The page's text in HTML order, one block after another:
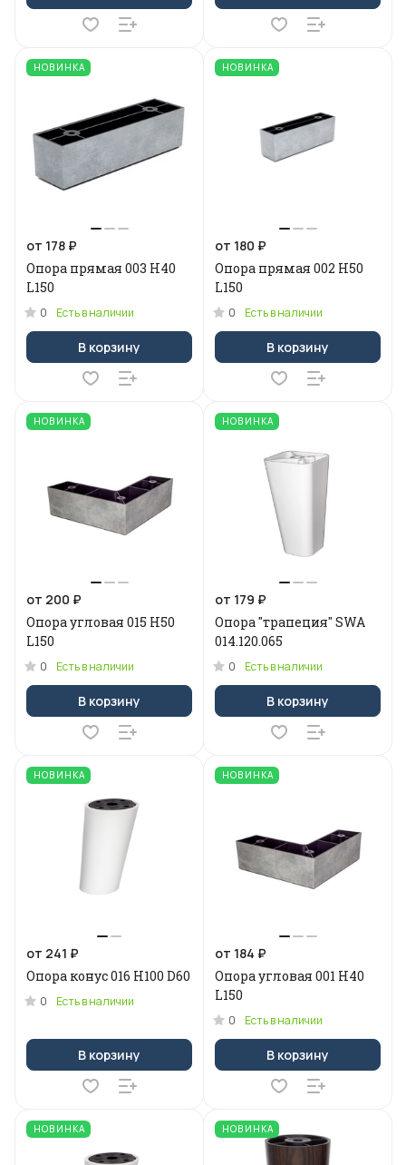
НОВИНКА
от 178 ₽
Опора прямая 003 H40
L150
0 Есть в наличии
В корзину
НОВИНКА
от 180 ₽
Опора прямая 002 H50
L150
0 Есть в наличии
В корзину
НОВИНКА
от 200 ₽
Опора угловая 015 H50
L150
0 Есть в наличии
В корзину
НОВИНКА
от 179 ₽
Опора "трапеция" SWA
014.120.065
0 Есть в наличии
В корзину
НОВИНКА
от 241 ₽
Опора конус 016 Н100 D60
0 Есть в наличии
В корзину
НОВИНКА
от 184 ₽
Опора угловая 001 Н40
L150
0 Есть в наличии
В корзину
НОВИНКА НОВИНКА